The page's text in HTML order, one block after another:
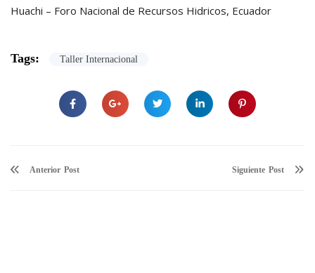
Huachi – Foro Nacional de Recursos Hidricos, Ecuador
Tags: Taller Internacional
Anterior Siguiente